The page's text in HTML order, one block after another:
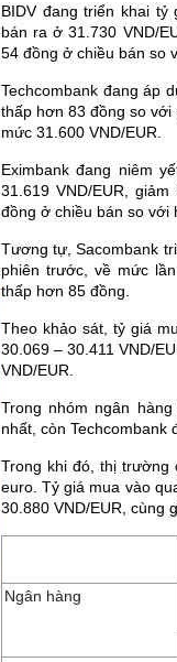
BIDV đang triển khai tỷ
bán ra ở 31.730 VND/
54 đồng ở chiều bán so
Techcombank đang áp
thấp hơn 83 đồng so
mức 31.600 VND/EUR.
Eximbank đang niêm
31.619 VND/EUR,
đồng ở chiều bán so với
Tương tự, Sacombank
phiên trước, về mức
thấp hơn 85 đồng.
Theo khảo sát, tỷ giá
30.069 – 30.411 VND/
VND/EUR.
Trong nhóm ngân
nhất, còn Techcombank
Trong khi đó, thị trường
euro. Tỷ giá mua vào
30.880 VND/EUR, cùng
Ngân hàng